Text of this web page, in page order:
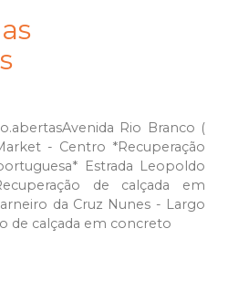
Rio Branco (
- Centro *Recuperação
Estrada Leopoldo
de calçada em
da Cruz Nunes - Largo
de calçada em concreto